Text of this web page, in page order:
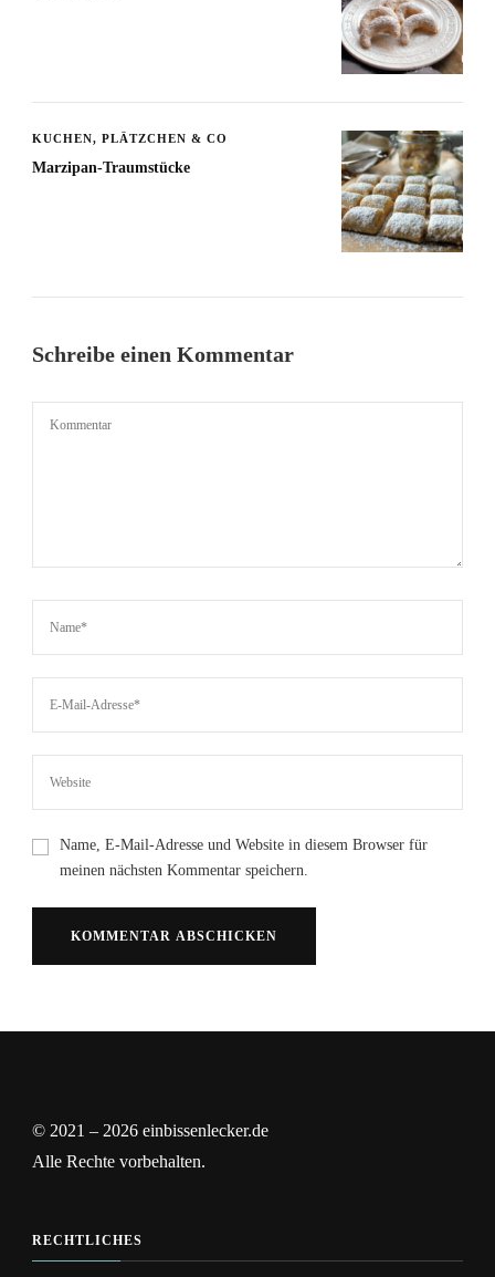
KUCHEN, PLÄTZCHEN & CO
Marzipan-Traumstücke
Schreibe einen Kommentar
Name, E-Mail-Adresse und Website in diesem Browser für
meinen nächsten Kommentar speichern.
© 2021 – 2026 einbissenlecker.de
Alle Rechte vorbehalten.
RECHTLICHES